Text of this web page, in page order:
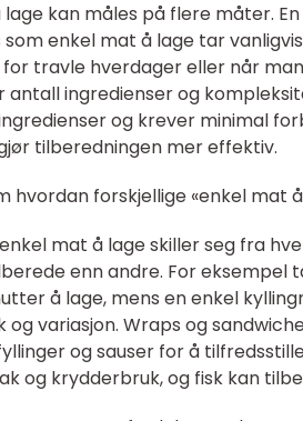
lage kan måles på flere måter.
enkel mat å lage tar
travle hverdager eller når
antall ingredienser og
og krever minimal
tilberedningen mer effektiv.
hvordan forskjellige «enkel mat
mat å lage skiller seg fra
enn andre. For eksempel
å lage, mens en enkel
variasjon. Wraps og
og sauser for å
og krydderbruk, og fisk kan